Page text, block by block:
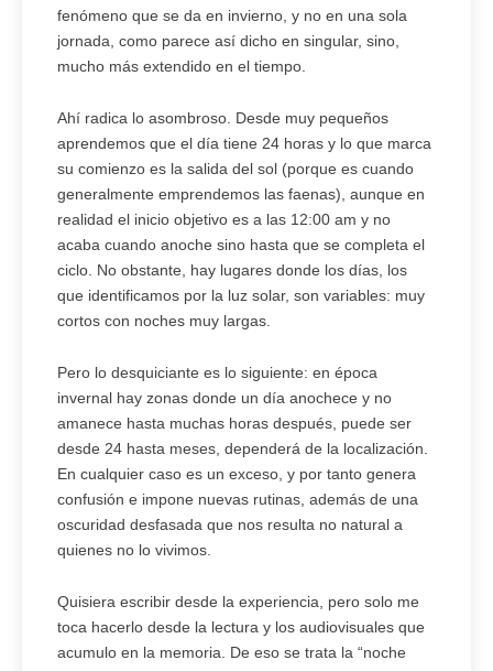
fenómeno que se da en invierno, y no en una sola
jornada, como parece así dicho en singular, sino,
mucho más extendido en el tiempo.
Ahí radica lo asombroso. Desde muy pequeños
aprendemos que el día tiene 24 horas y lo que marca
su comienzo es la salida del sol (porque es cuando
generalmente emprendemos las faenas), aunque en
realidad el inicio objetivo es a las 12:00 am y no
acaba cuando anoche sino hasta que se completa el
ciclo. No obstante, hay lugares donde los días, los
que identificamos por la luz solar, son variables: muy
cortos con noches muy largas.
Pero lo desquiciante es lo siguiente: en época
invernal hay zonas donde un día anochece y no
amanece hasta muchas horas después, puede ser
desde 24 hasta meses, dependerá de la localización.
En cualquier caso es un exceso, y por tanto genera
confusión e impone nuevas rutinas, además de una
oscuridad desfasada que nos resulta no natural a
quienes no lo vivimos.
Quisiera escribir desde la experiencia, pero solo me
toca hacerlo desde la lectura y los audiovisuales que
acumulo en la memoria. De eso se trata la “noche